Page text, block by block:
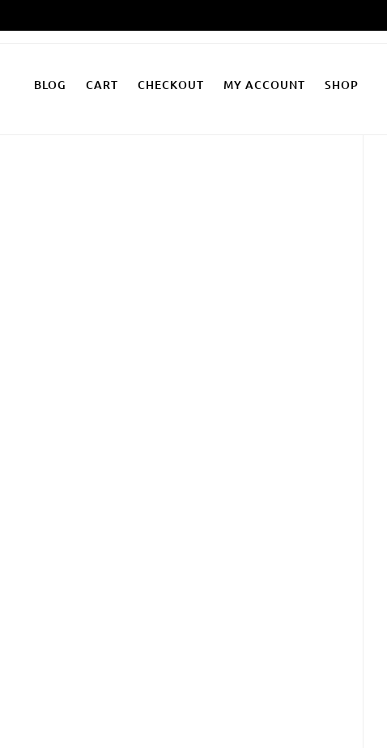
Inhalt
BLOG CART CHECKOUT MY ACCOUNT SHOP